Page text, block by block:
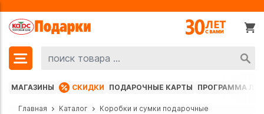
МАГАЗИНЫ СКИДКИ ПОДАРОЧНЫЕ КАРТЫ ПРОГРАММА
Главная Каталог Коробки и сумки подарочные